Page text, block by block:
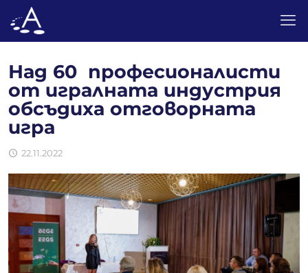
Над 60 професионалисти
от игралната индустрия
обсъдиха отговорната
игра
22.11.2022